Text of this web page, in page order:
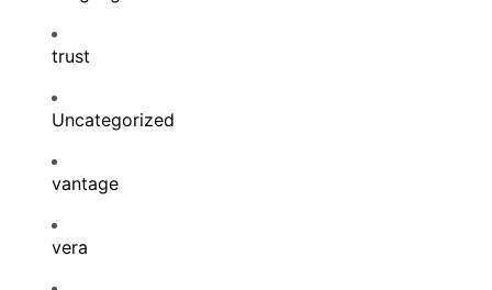
trust
Uncategorized
vantage
vera